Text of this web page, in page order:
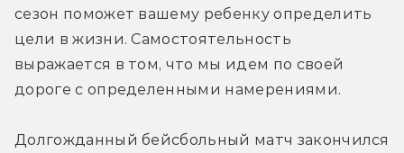
сезон поможет вашему ребенку определить
цели в жизни. Самостоятельность
выражается в том, что мы идем по своей
дороге с определенными намерениями.
Долгожданный бейсбольный матч закончился